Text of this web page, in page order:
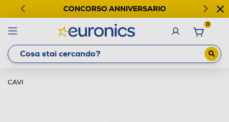
CONCORSO ANNIVERSARIO
0
CAVI